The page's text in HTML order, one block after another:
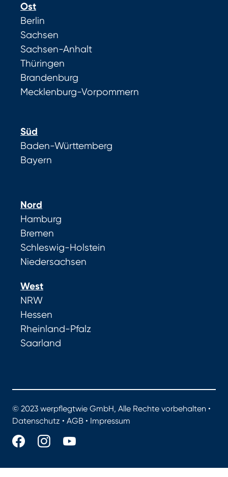
Ost
Berlin
Sachsen
Sachsen-Anhalt
Thüringen
Brandenburg
Mecklenburg-Vorpommern
Süd
Baden-Württemberg
Bayern
Nord
Hamburg
Bremen
Schleswig-Holstein
Niedersachsen
West
NRW
Hessen
Rheinland-Pfalz
Saarland
© 2023 werpflegtwie GmbH, Alle Rechte vorbehalten •
Datenschutz • AGB • Impressum